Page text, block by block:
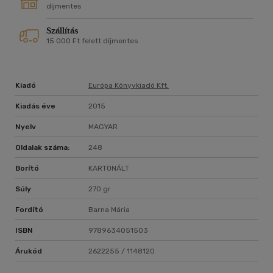
díjmentes
Szállítás
15 000 Ft felett díjmentes
Kiadó Európa Könyvkiadó Kft.
Kiadás éve 2015
Nyelv MAGYAR
Oldalak száma: 248
Borító KARTONÁLT
Súly 270 gr
Fordító Barna Mária
ISBN 9789634051503
Árukód 2622255 / 1148120